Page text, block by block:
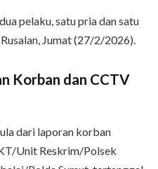
pelaku, satu pria dan satu
Jumat (27/2/2026).
Korban dan CCTV
dari laporan korban
Unit Reskrim/Polsek